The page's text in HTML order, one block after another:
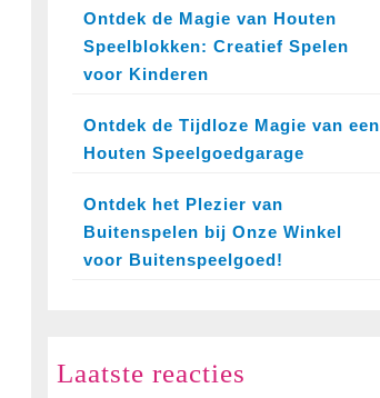
Ontdek de Magie van Houten
Speelblokken: Creatief Spelen
voor Kinderen
Ontdek de Tijdloze Magie van een
Houten Speelgoedgarage
Ontdek het Plezier van
Buitenspelen bij Onze Winkel
voor Buitenspeelgoed!
Laatste reacties